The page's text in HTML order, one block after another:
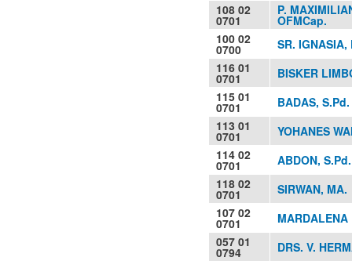
108 02
0701
P.
OFMCap.
100 02
0700
SR. IGNASIA,
116 01
0701
BISKER
115 01
0701
BADAS, S.Pd.
113 01
0701
YOHANES
114 02
0701
ABDON, S.Pd.
118 02
0701
SIRWAN, MA.
107 02
0701
MARDALENA
057 01
0794
DRS. V.